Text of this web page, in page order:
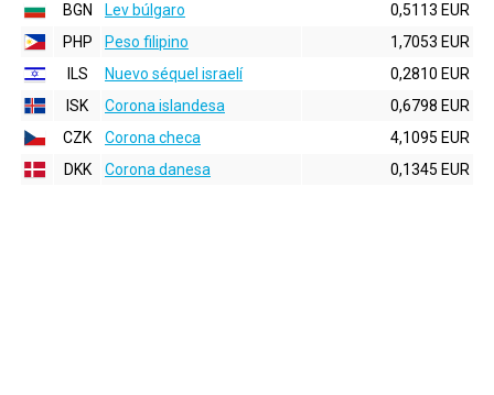
BGN
Lev búlgaro
0,5113 EUR
PHP
Peso filipino
1,7053 EUR
ILS
Nuevo séquel israelí
0,2810 EUR
ISK
Corona islandesa
0,6798 EUR
CZK
Corona checa
4,1095 EUR
DKK
Corona danesa 0,1345 EUR